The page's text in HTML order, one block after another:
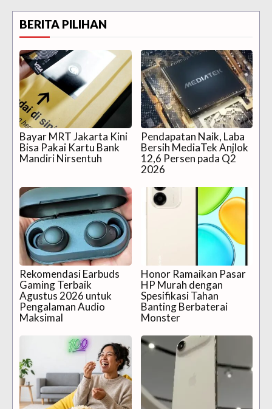
BERITA PILIHAN
Bayar MRT Jakarta Kini
Bisa Pakai Kartu Bank
Mandiri Nirsentuh
Pendapatan Naik, Laba
Bersih MediaTek Anjlok
12,6 Persen pada Q2
2026
Rekomendasi Earbuds
Gaming Terbaik
Agustus 2026 untuk
Pengalaman Audio
Maksimal
Honor Ramaikan Pasar
HP Murah dengan
Spesifikasi Tahan
Banting Berbaterai
Monster